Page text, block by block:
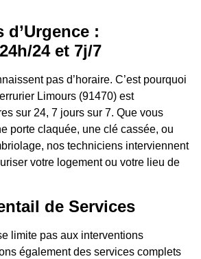
:
24 et 7j/7
pas d’horaire. C’est pourquoi
Limours (91470) est
sur 24, 7 jours sur 7. Que vous
porte claquée, une clé cassée, ou
nos techniciens interviennent
votre logement ou votre lieu de
de Services
limite pas aux interventions
également des services complets